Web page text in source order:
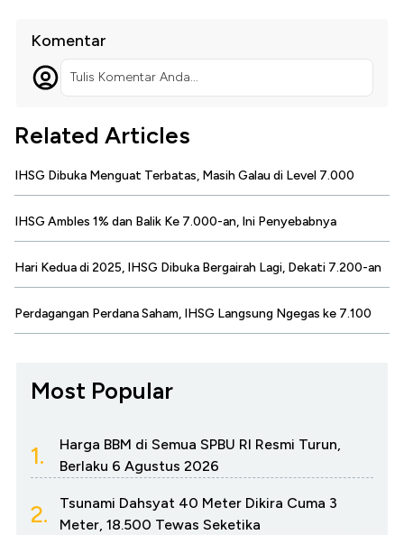
Komentar
Tulis Komentar Anda...
Related Articles
IHSG Dibuka Menguat Terbatas, Masih Galau di Level 7.000
IHSG Ambles 1% dan Balik Ke 7.000-an, Ini Penyebabnya
Hari Kedua di 2025, IHSG Dibuka Bergairah Lagi, Dekati 7.200-an
Perdagangan Perdana Saham, IHSG Langsung Ngegas ke 7.100
Most Popular
1.
Harga BBM di Semua SPBU RI Resmi Turun,
Berlaku 6 Agustus 2026
2.
Tsunami Dahsyat 40 Meter Dikira Cuma 3
Meter, 18.500 Tewas Seketika